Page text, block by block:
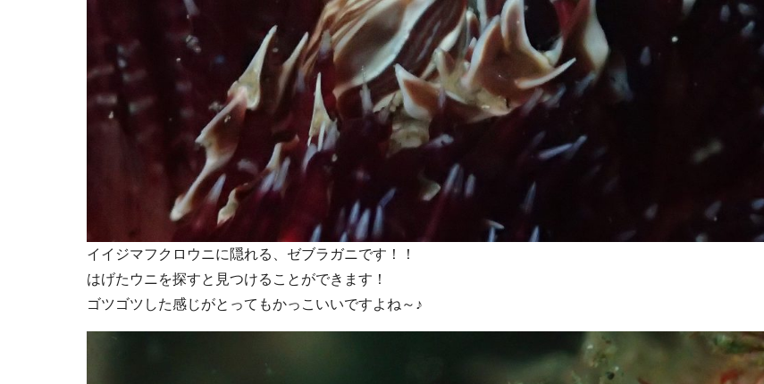
イイジマフクロウニに隠れる、ゼブラガニです！！
はげたウニを探すと見つけることができます！
ゴツゴツした感じがとってもかっこいいですよね～♪